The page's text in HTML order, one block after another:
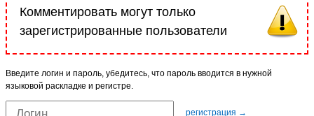
Комментировать могут только
зарегистрированные пользователи
Введите логин и пароль, убедитесь, что пароль вводится в нужной
языковой раскладке и регистре.
регистрация →